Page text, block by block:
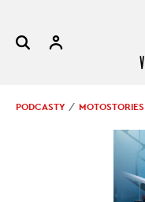
PODCASTY MOTOSTORIES